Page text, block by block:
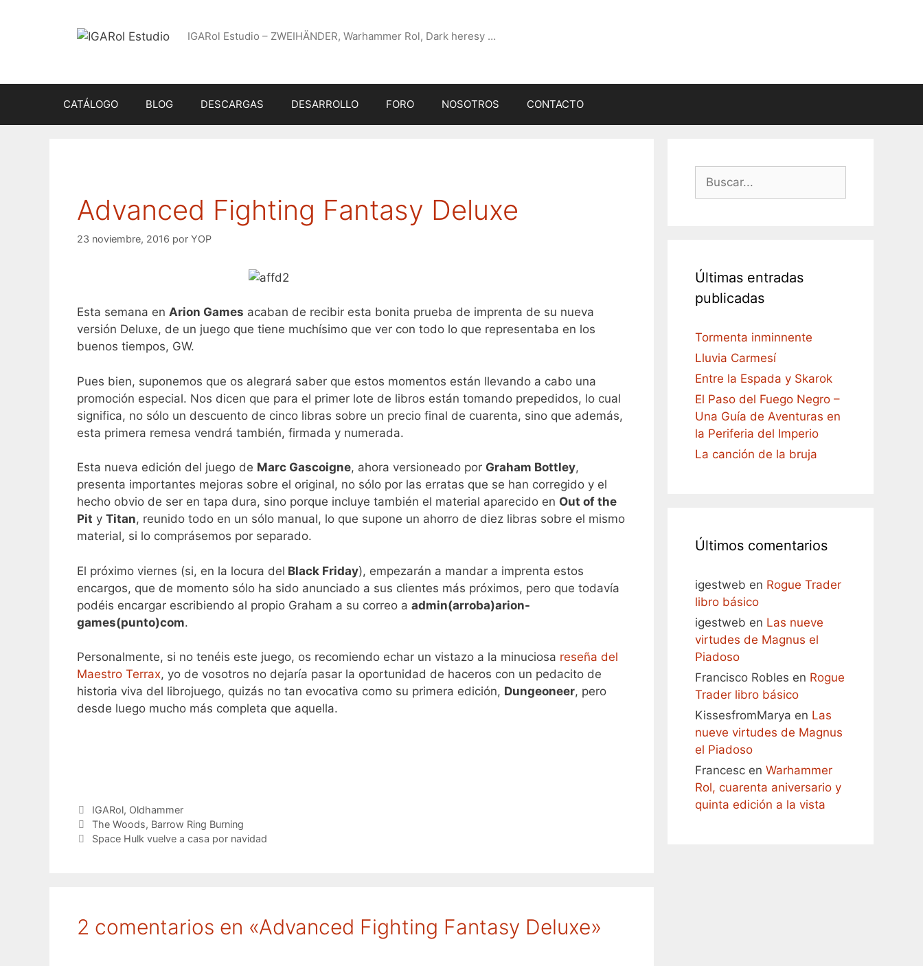
IGARol Estudio – ZWEIHÄNDER, Warhammer Rol, Dark heresy …
CATÁLOGO BLOG DESCARGAS DESARROLLO FORO NOSOTROS CONTACTO
Advanced Fighting Fantasy Deluxe
23 noviembre, 2016 por YOP
Esta semana en Arion Games acaban de recibir esta bonita prueba de imprenta de su nueva
versión Deluxe, de un juego que tiene muchísimo que ver con todo lo que representaba en los
buenos tiempos, GW.
Pues bien, suponemos que os alegrará saber que estos momentos están llevando a cabo una
promoción especial. Nos dicen que para el primer lote de libros están tomando prepedidos, lo cual
significa, no sólo un descuento de cinco libras sobre un precio final de cuarenta, sino que además,
esta primera remesa vendrá también, firmada y numerada.
Esta nueva edición del juego de Marc Gascoigne, ahora versioneado por Graham Bottley,
presenta importantes mejoras sobre el original, no sólo por las erratas que se han corregido y el
hecho obvio de ser en tapa dura, sino porque incluye también el material aparecido en Out of the
Pit y Titan, reunido todo en un sólo manual, lo que supone un ahorro de diez libras sobre el mismo
material, si lo comprásemos por separado.
El próximo viernes (si, en la locura del Black Friday), empezarán a mandar a imprenta estos
encargos, que de momento sólo ha sido anunciado a sus clientes más próximos, pero que todavía
podéis encargar escribiendo al propio Graham a su correo a admin(arroba)arion-
games(punto)com.
Personalmente, si no tenéis este juego, os recomiendo echar un vistazo a la minuciosa reseña del
Maestro Terrax, yo de vosotros no dejaría pasar la oportunidad de haceros con un pedacito de
historia viva del librojuego, quizás no tan evocativa como su primera edición, Dungeoneer, pero
desde luego mucho más completa que aquella.
Categorías
IGARol, Oldhammer
The Woods, Barrow Ring Burning
Space Hulk vuelve a casa por navidad
2 comentarios en «Advanced Fighting Fantasy Deluxe»
Buscar:
Últimas entradas
publicadas
Tormenta inminnente
Lluvia Carmesí
Entre la Espada y Skarok
El Paso del Fuego Negro –
Una Guía de Aventuras en
la Periferia del Imperio
La canción de la bruja
Últimos comentarios
igestweb en Rogue Trader
libro básico
igestweb en Las nueve
virtudes de Magnus el
Piadoso
Francisco Robles en Rogue
Trader libro básico
KissesfromMarya en Las
nueve virtudes de Magnus
el Piadoso
Francesc en Warhammer
Rol, cuarenta aniversario y
quinta edición a la vista